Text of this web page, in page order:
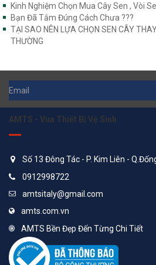
Kinh Nghiệm Chọn Mua Cây Sen , Vòi
Bạn Đã Tắm Đúng Cách Chưa ???
TẠI SAO NÊN LỰA CHỌN SEN CÂY
THƯỜNG
AMTS - Vua Thiết Bị Vệ Sinh
Số 13 Đông Tác - P. Kim Liên -
0912998722
amtsitaly@gmail.com
amts.com.vn
AMTS Bền Đẹp Đến Từng Chi Tiết